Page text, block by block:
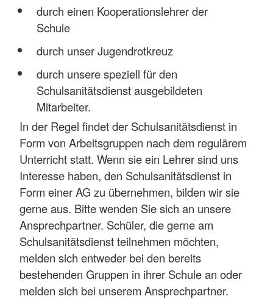
durch einen Kooperationslehrer der
Schule
durch unser Jugendrotkreuz
durch unsere speziell für den
Schulsanitätsdienst ausgebildeten
Mitarbeiter.
In der Regel findet der Schulsanitätsdienst in
Form von Arbeitsgruppen nach dem regulärem
Unterricht statt. Wenn sie ein Lehrer sind uns
Interesse haben, den Schulsanitätsdienst in
Form einer AG zu übernehmen, bilden wir sie
gerne aus. Bitte wenden Sie sich an unsere
Ansprechpartner. Schüler, die gerne am
Schulsanitätsdienst teilnehmen möchten,
melden sich entweder bei den bereits
bestehenden Gruppen in ihrer Schule an oder
melden sich bei unserem Ansprechpartner.